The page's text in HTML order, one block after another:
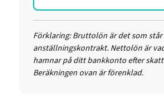
Förklaring: Bruttolön är det som
anställningskontrakt. Nettolön är
hamnar på ditt bankkonto efter
Beräkningen ovan är förenklad.